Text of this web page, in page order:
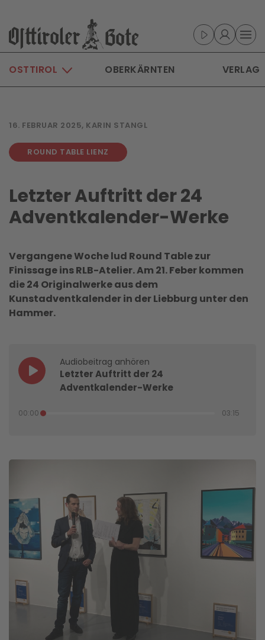
Skip to main content
OSTTIROL OBERKÄRNTEN VERLAG
16. FEBRUAR 2025, KARIN STANGL
ROUND TABLE LIENZ
Letzter Auftritt der 24
Adventkalender-Werke
Vergangene Woche lud Round Table zur
Finissage ins RLB-Atelier. Am 21. Feber kommen
die 24 Originalwerke aus dem
Kunstadventkalender in der Liebburg unter den
Hammer.
Audiobeitrag anhören
Letzter Auftritt der 24
Adventkalender-Werke
00:00 03:15